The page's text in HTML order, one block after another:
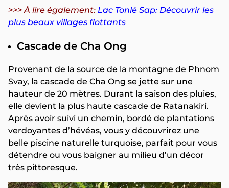
>>> À lire également: Lac Tonlé Sap: Découvrir les
plus beaux villages flottants
Cascade de Cha Ong
Provenant de la source de la montagne de Phnom
Svay, la cascade de Cha Ong se jette sur une
hauteur de 20 mètres. Durant la saison des pluies,
elle devient la plus haute cascade de Ratanakiri.
Après avoir suivi un chemin, bordé de plantations
verdoyantes d’hévéas, vous y découvrirez une
belle piscine naturelle turquoise, parfait pour vous
détendre ou vous baigner au milieu d’un décor
très pittoresque.